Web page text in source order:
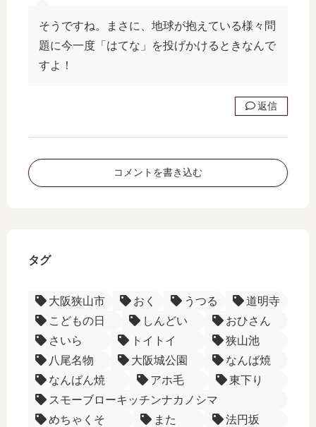
そうですね。まさに、地球が抱えている様々問
題に今一度「はてな」を投げかけるときなんで
すよ！
返信
コメントを書き込む
タグ
大阪狭山市 おく うつる
道明寺
こどもの日
しんどい
おひさん
さいら
トイトイ
狭山池
八尾名物
大阪城公園
なんば焼
なんばん焼
アホ毛
東下り
スモーブローキッチンナカノシマ
めちゃくそ
また
法円坂